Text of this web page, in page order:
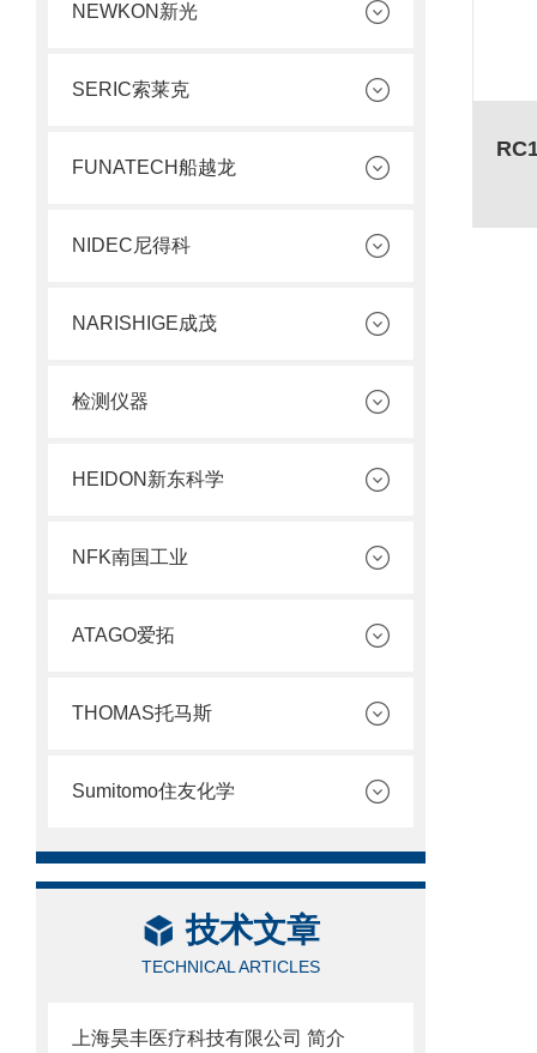
NEWKON新光
SERIC索莱克
FUNATECH船越龙
NIDEC尼得科
NARISHIGE成茂
检测仪器
HEIDON新东科学
NFK南国工业
ATAGO爱拓
THOMAS托马斯
Sumitomo住友化学
技术文章
TECHNICAL ARTICLES
上海昊丰医疗科技有限公司 简介